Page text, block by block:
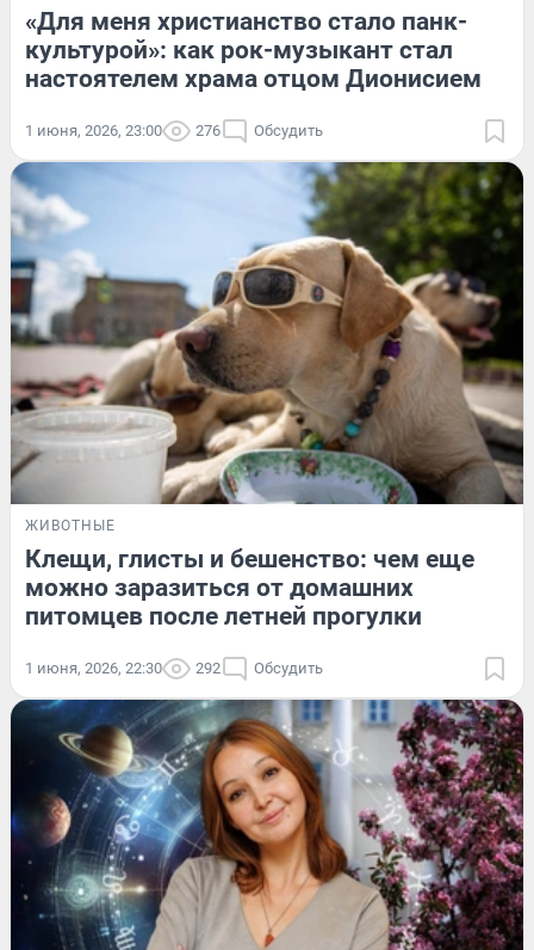
«Для меня христианство стало панк-
культурой»: как рок-музыкант стал
настоятелем храма отцом Дионисием
1 июня, 2026, 23:00 276 Обсудить
ЖИВОТНЫЕ
Клещи, глисты и бешенство: чем еще
можно заразиться от домашних
питомцев после летней прогулки
1 июня, 2026, 22:30 292 Обсудить